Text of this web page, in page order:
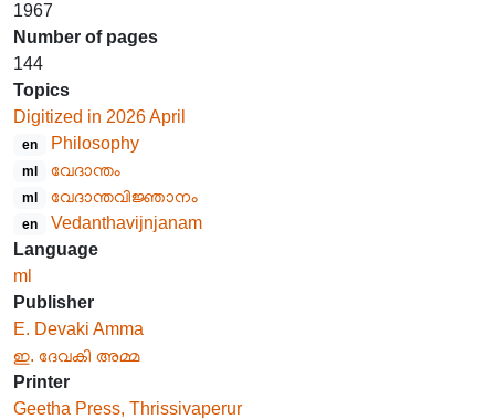
1967
Number of pages
144
Topics
Digitized in 2026 April
en Philosophy
ml വേദാന്തം
ml വേദാന്തവിജ്ഞാനം
en
Vedanthavijnjanam
Language
ml
Publisher
E. Devaki Amma
ഇ. ദേവകി അമ്മ
Printer
Geetha Press, Thrissivaperur